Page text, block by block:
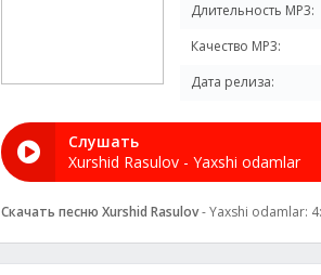
Длительность MP3:
Качество MP3:
Дата релиза:
Слушать
Xurshid Rasulov - Yaxshi odamlar
Скачать песню Xurshid Rasulov- Yaxshi odamlar: